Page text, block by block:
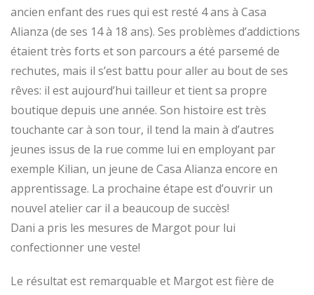
ancien enfant des rues qui est resté 4 ans à Casa
Alianza (de ses 14 à 18 ans). Ses problèmes d’addictions
étaient très forts et son parcours a été parsemé de
rechutes, mais il s’est battu pour aller au bout de ses
rêves: il est aujourd’hui tailleur et tient sa propre
boutique depuis une année. Son histoire est très
touchante car à son tour, il tend la main à d’autres
jeunes issus de la rue comme lui en employant par
exemple Kilian, un jeune de Casa Alianza encore en
apprentissage. La prochaine étape est d’ouvrir un
nouvel atelier car il a beaucoup de succès!
Dani a pris les mesures de Margot pour lui
confectionner une veste!
Le résultat est remarquable et Margot est fière de